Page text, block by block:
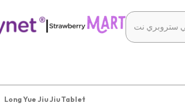
|
Long Yue Jiu Jiu Tablet